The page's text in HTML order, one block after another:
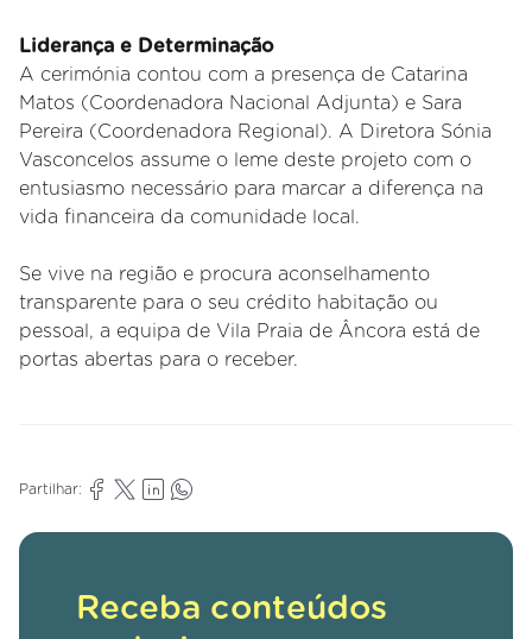
Liderança e Determinação
A cerimónia contou com a presença de Catarina
Matos (Coordenadora Nacional Adjunta) e Sara
Pereira (Coordenadora Regional). A Diretora Sónia
Vasconcelos assume o leme deste projeto com o
entusiasmo necessário para marcar a diferença na
vida financeira da comunidade local.
Se vive na região e procura aconselhamento
transparente para o seu crédito habitação ou
pessoal, a equipa de Vila Praia de Âncora está de
portas abertas para o receber.
Partilhar:
Receba conteúdos